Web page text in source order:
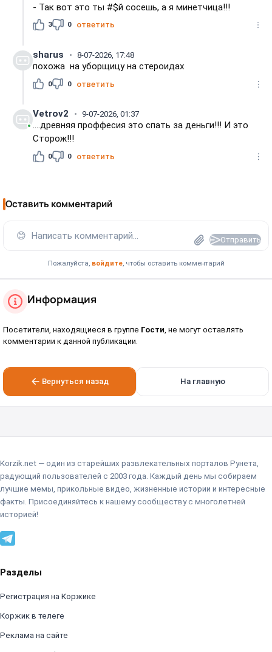
- Так вот это ты #$й сосешь, а я минетчица!!!
3 0 ответить
sharus 8-07-2026, 17:48
похожа на уборщицу на стероидах
0 0 ответить
Vetrov2 9-07-2026, 01:37
....древняя проффесия это спать за деньги!!! И это
Сторож!!!
0 0 ответить
Оставить комментарий
😊 Написать комментарий... Отправить
Пожалуйста, войдите, чтобы оставить комментарий
Информация
Посетители, находящиеся в группе Гости , не могут оставлять
комментарии к данной публикации.
Вернуться назад На главную
Korzik.net — один из старейших развлекательных порталов Рунета,
радующий пользователей с 2003 года. Каждый день мы собираем
лучшие мемы, прикольные видео, жизненные истории и интересные
факты. Присоединяйтесь к нашему сообществу с многолетней
историей!
Разделы
Регистрация на Коржике
Коржик в телеге
Реклама на сайте